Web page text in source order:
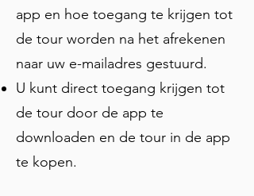
leren over gebeurtenissen die deze
stad hebben gevormd. Deze tour is de
perfecte oriëntatie voor degenen die
voor het eerst naar München komen en
de belangrijkste attracties in de oude
stad willen zien.
app en hoe toegang te krijgen tot
de tour worden na het afrekenen
naar uw e-mailadres gestuurd.
U kunt direct toegang krijgen tot
de tour door de app te
downloaden en de tour in de app
te kopen.